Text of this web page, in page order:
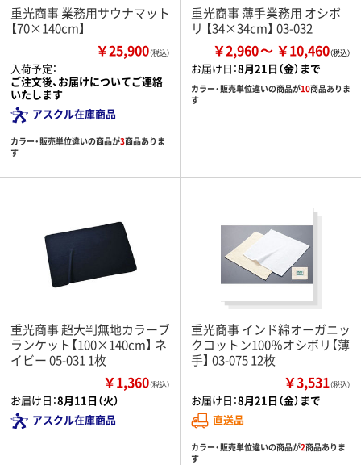
重光商事 業務用サウナマット
【70×140cm】
￥25,900（税込）
入荷予定：
ご注文後、お届けについてご連絡
いたします
アスクル在庫商品
カラー・販売単位違いの商品が3商品ありま
す
重光商事 薄手業務用 オシボ
リ 【34×34cm】 03-032
￥2,960 ￥10,460
お届け日：8月21日（金）まで
カラー・販売単位違いの商品が10商品ありま
す
重光商事 超大判無地カラーブ
ランケット【100×140cm】 ネ
イビー 05-031 1枚
￥1,360（税込）
お届け日：8月11日（火）
アスクル在庫商品
重光商事 インド綿オーガニッ
クコットン100％オシボリ【薄
手】 03-075 12枚
￥3,531（税込）
お届け日：8月21日（金）まで
直送品
カラー・販売単位違いの商品が2商品ありま
す